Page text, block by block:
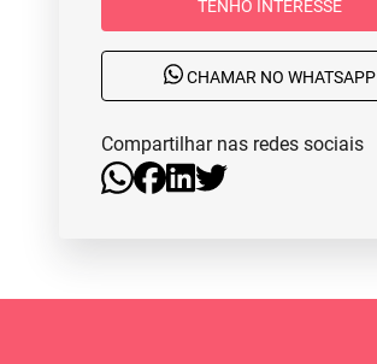
TENHO INTERESSE
CHAMAR NO WHATSAPP
Compartilhar nas redes sociais